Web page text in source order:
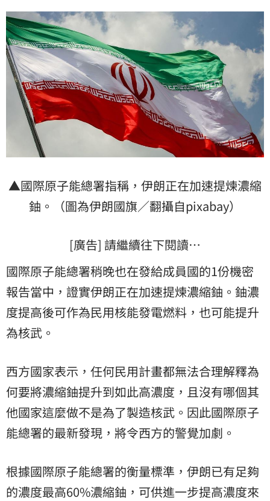
▲國際原子能總署指稱，伊朗正在加速提煉濃縮
鈾。（圖為伊朗國旗／翻攝自pixabay）
[廣告] 請繼續往下閱讀…
國際原子能總署稍晚也在發給成員國的1份機密
報告當中，證實伊朗正在加速提煉濃縮鈾。鈾濃
度提高後可作為民用核能發電燃料，也可能提升
為核武。
西方國家表示，任何民用計畫都無法合理解釋為
何要將濃縮鈾提升到如此高濃度，且沒有哪個其
他國家這麼做不是為了製造核武。因此國際原子
能總署的最新發現，將令西方的警覺加劇。
根據國際原子能總署的衡量標準，伊朗已有足夠
的濃度最高60%濃縮鈾，可供進一步提高濃度來